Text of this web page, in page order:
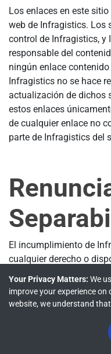
Los enlaces en este
web de Infragistics. Los
control de Infragistics, y
responsable del
ningún enlace
Infragistics no se hace
actualización de dichos
estos enlaces
de cualquier enlace no
parte de Infragistics del
El incumplimiento de
cualquier derecho o
no constituirá una
Si alguna parte o
considera imposible de
Uso modificados sean
Términos de Uso no se
Your Privacy Matters: We
improve your experience
website, we understand